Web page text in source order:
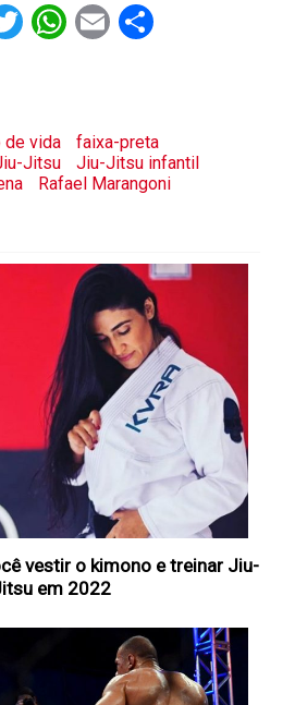
Twitter
WhatsApp
EmailShare
vida
faixa-preta
Jitsu
Jiu-Jitsu infantil
Rafael Marangoni
vestir o kimono e treinar Jiu-
em 2022